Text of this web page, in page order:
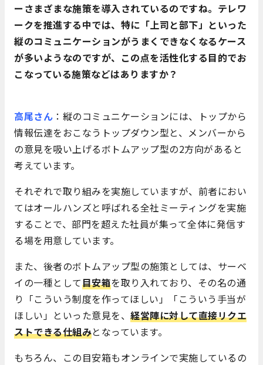
ーさまざまな施策を導入されているのですね。テレワ
ークを推進する中では、特に「上司と部下」といった
縦のコミュニケーションがうまくできなくなるケース
が多いようなのですが、この点を活性化する目的でお
こなっている施策などはありますか？
高尾さん ：縦のコミュニケーションには、トップから
情報伝達をおこなうトップダウン型と、メンバーから
の意見を吸い上げるボトムアップ型の2方向があると
考えています。
それぞれで取り組みを実施していますが、前者におい
てはオールハンズと呼ばれる全社ミーティングを実施
することで、部門を超えた社員が集って全体に発信す
る場を用意しています。
また、後者のボトムアップ型の施策としては、サーベ
イの一種として目安箱を取り入れており、その名の通
り「こういう制度を作ってほしい」「こういう手当が
ほしい」といった意見を、 経営陣に対して直接リクエ
ストできる仕組みとなっています。
もちろん、この目安箱もオンラインで実施しているの